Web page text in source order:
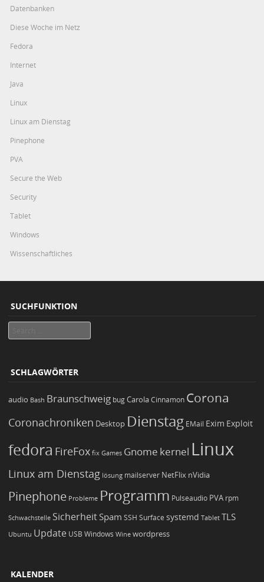
Datenbanken
Diese Woche im Netz
Fedora
Internet
Java
Linux
Linux am Dienstag
Pinephone
PVA
Secure the Web
Security
Tablet
Windows
Wissenschaftliches
SUCHFUNKTION
SCHLAGWÖRTER
audio Bash Braunschweig bugCarola Cinnamon Corona
Coronachroniken Desktop Dienstag EMail Exim Exploit
fedora FireFox fix Games Gnome kernel Linux
Linux am Dienstag lösung mailserver NetFlix nVidia
Pinephone Probleme Programm Pulseaudio PVA rpm
Schwachstelle Sicherheit Spam SSH Surface systemd Tablet TLS
Ubuntu Update USB Windows Wine wordpress
KALENDER